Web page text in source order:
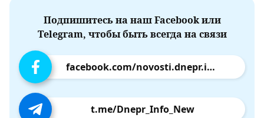
Подпишитесь на наш Facebook или
Telegram, чтобы быть всегда на связи
facebook.com/novosti.dnepr.info
t.me/Dnepr_Info_New